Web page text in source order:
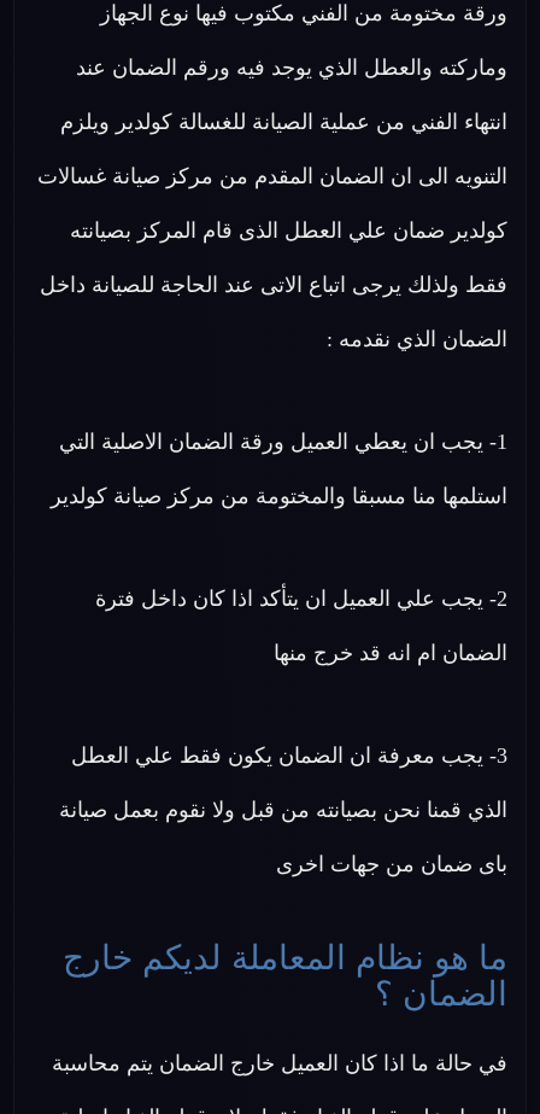
ورقة مختومة من الفني مكتوب فيها نوع الجهاز
وماركته والعطل الذي يوجد فيه ورقم الضمان عند
انتهاء الفني من عملية الصيانة للغسالة كولدير ويلزم
التنويه الى ان الضمان المقدم من مركز صيانة غسالات
كولدير ضمان علي العطل الذى قام المركز بصيانته
فقط ولذلك يرجى اتباع الاتى عند الحاجة للصيانة داخل
الضمان الذي نقدمه :
1- يجب ان يعطي العميل ورقة الضمان الاصلية التي
استلمها منا مسبقا والمختومة من مركز صيانة كولدير
2- يجب علي العميل ان يتأكد اذا كان داخل فترة
الضمان ام انه قد خرج منها
3- يجب معرفة ان الضمان يكون فقط علي العطل
الذي قمنا نحن بصيانته من قبل ولا نقوم بعمل صيانة
باى ضمان من جهات اخرى
ما هو نظام المعاملة لديكم خارج
الضمان ؟
في حالة ما اذا كان العميل خارج الضمان يتم محاسبة